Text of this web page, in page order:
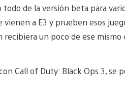
de la versión beta para
a E3 y prueben esos
un poco de ese mismo
Call of Duty: Black Ops 3, se